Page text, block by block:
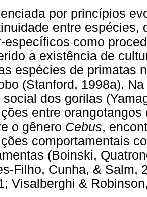
por princípios
entre espécies,
específicos como
a existência de
espécies de primatas
(Stanford, 1998a).
social dos gorilas
entre
o gênero Cebus,
comportamentais
(Boinski,
Filho, Cunha, & Salm,
Visalberghi &